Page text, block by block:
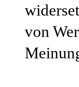
von